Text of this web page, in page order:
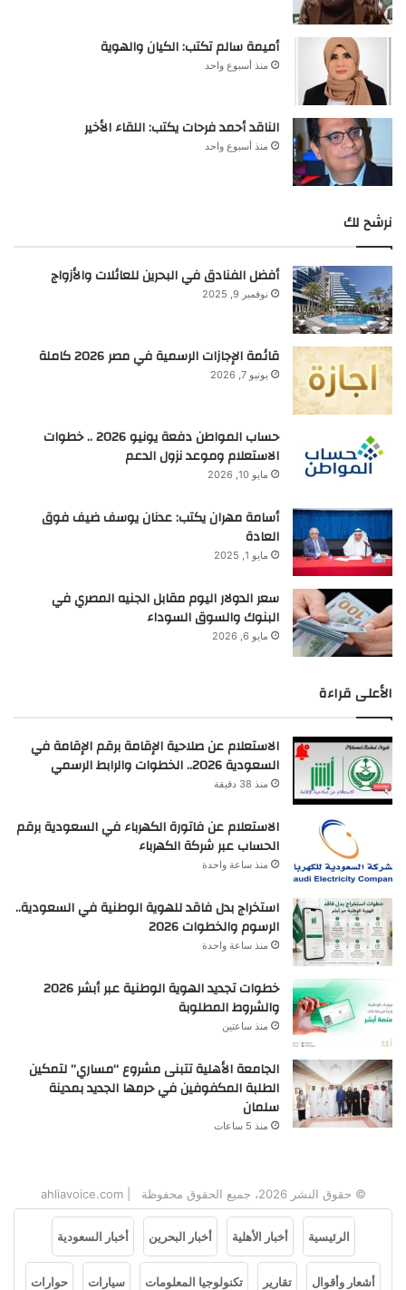
أميمة سالم تكتب: الكيان والهوية
منذ أسبوع واحد
الناقد أحمد فرحات يكتب: اللقاء الأخير
منذ أسبوع واحد
نرشح لك
أفضل الفنادق في البحرين للعائلات والأزواج
نوفمبر 9, 2025
قائمة الإجازات الرسمية في مصر 2026 كاملة
يونيو 7, 2026
حساب المواطن دفعة يونيو 2026 .. خطوات
الاستعلام وموعد نزول الدعم
مايو 10, 2026
أسامة مهران يكتب: عدنان يوسف ضيف فوق
العادة
مايو 1, 2025
سعر الدولار اليوم مقابل الجنيه المصري في
البنوك والسوق السوداء
مايو 6, 2026
الأعلى قراءة
الاستعلام عن صلاحية الإقامة برقم الإقامة في
السعودية 2026.. الخطوات والرابط الرسمي
منذ 38 دقيقة
الاستعلام عن فاتورة الكهرباء في السعودية برقم
الحساب عبر شركة الكهرباء
منذ ساعة واحدة
استخراج بدل فاقد للهوية الوطنية في السعودية..
الرسوم والخطوات 2026
منذ ساعة واحدة
خطوات تجديد الهوية الوطنية عبر أبشر 2026
والشروط المطلوبة
منذ ساعتين
الجامعة الأهلية تتبنى مشروع “مساري” لتمكين
الطلبة المكفوفين في حرمها الجديد بمدينة
سلمان
منذ 5 ساعات
© حقوق النشر 2026، جميع الحقوق محفوظة | ahliavoice.com
الرئيسية أخبار الأهلية أخبار البحرين أخبار السعودية
أشعار وأقوال تقارير تكنولوجيا المعلومات سيارات حوارات